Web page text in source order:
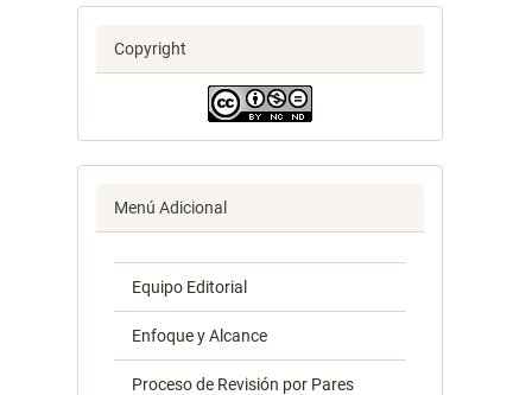
Copyright
Menú Adicional
Equipo Editorial
Enfoque y Alcance
Proceso de Revisión por Pares